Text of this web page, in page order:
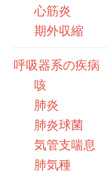
心筋炎
期外収縮
呼吸器系の疾病
咳
肺炎
肺炎球菌
気管支喘息
肺気種